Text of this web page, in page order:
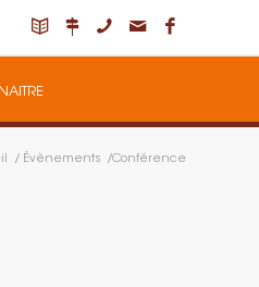
/ Évènements /Conférence